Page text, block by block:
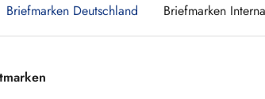
Briefmarken Deutschland Briefmarken